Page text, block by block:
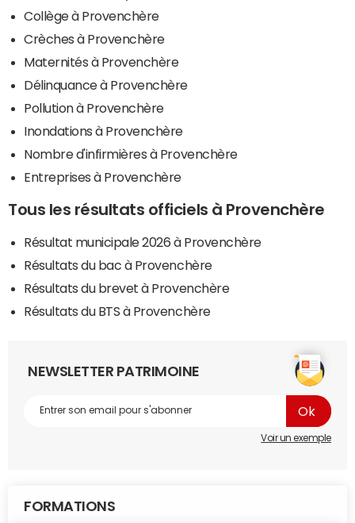
Collège à Provenchère
Crèches à Provenchère
Maternités à Provenchère
Délinquance à Provenchère
Pollution à Provenchère
Inondations à Provenchère
Nombre d'infirmières à Provenchère
Entreprises à Provenchère
Tous les résultats officiels à Provenchère
Résultat municipale 2026 à Provenchère
Résultats du bac à Provenchère
Résultats du brevet à Provenchère
Résultats du BTS à Provenchère
NEWSLETTER PATRIMOINE
Voir un exemple
FORMATIONS